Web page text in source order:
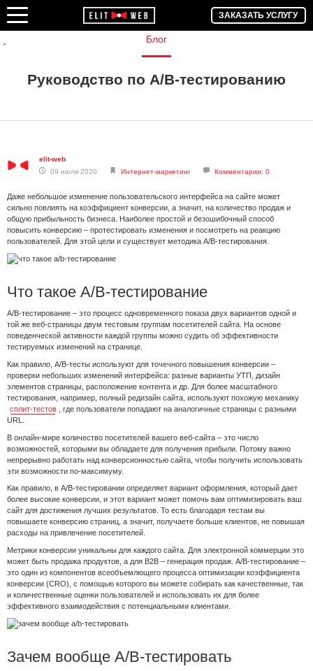
ЗАКАЗАТЬ УСЛУГУ
Блог
Руководство по A/B-тестированию
elit-web
09 июля 2020
Интернет-маркетинг Комментарии: 0
Даже небольшое изменение пользовательского интерфейса на сайте может
сильно повлиять на коэффициент конверсии, а значит, на количество продаж и
общую прибыльность бизнеса. Наиболее простой и безошибочный способ
повысить конверсию – протестировать изменения и посмотреть на реакцию
пользователей. Для этой цели и существует методика A/B-тестирования.
Что такое A/B-тестирование
A/B-тестирование – это процесс одновременного показа двух вариантов одной и
той же веб-страницы двум тестовым группам посетителей сайта. На основе
поведенческой активности каждой группы можно судить об эффективности
тестируемых изменений на странице.
Как правило, A/B-тесты используют для точечного повышения конверсии –
проверки небольших изменений интерфейса: разные варианты УТП, дизайн
элементов страницы, расположение контента и др. Для более масштабного
тестирования, например, полный редизайн сайта, используют похожую механику
сплит-тестов
, где пользователи попадают на аналогичные страницы с разными
URL.
В онлайн-мире количество посетителей вашего веб-сайта – это число
возможностей, которыми вы обладаете для получения прибыли. Потому важно
непрерывно работать над конверсионностью сайта, чтобы получить использовать
эти возможности по-максимуму.
Как правило, в A/B-тестировании определяет вариант оформления, который дает
более высокие конверсии, и этот вариант может помочь вам оптимизировать ваш
сайт для достижения лучших результатов. То есть благодаря тестам вы
повышаете конверсию страниц, а значит, получаете больше клиентов, не повышая
расходы на привлечение посетителей.
Метрики конверсии уникальны для каждого сайта. Для электронной коммерции это
может быть продажа продуктов, а для B2B – генерация продаж. A/B-тестирование –
это один из компонентов всеобъемлющего процесса оптимизации коэффициента
конверсии (CRO), с помощью которого вы можете собирать как качественные, так
и количественные оценки пользователей и использовать их для более
эффективного взаимодействия с потенциальными клиентами.
Зачем вообще A/B-тестировать